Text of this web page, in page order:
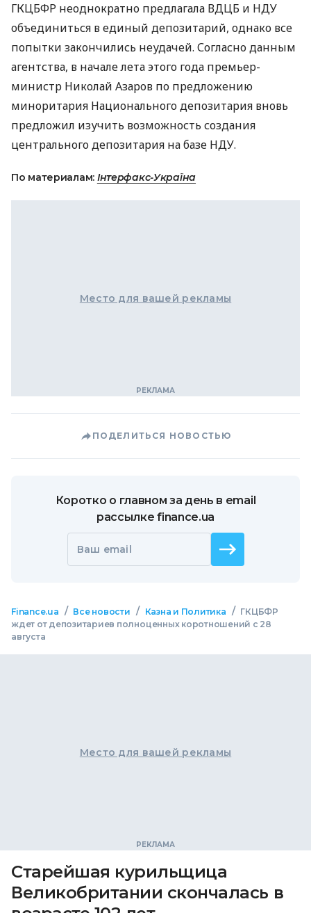
ГКЦБФР неоднократно предлагала ВДЦБ и НДУ
объединиться в единый депозитарий, однако все
попытки закончились неудачей. Согласно данным
агентства, в начале лета этого года премьер-
министр Николай Азаров по предложению
миноритария Национального депозитария вновь
предложил изучить возможность создания
центрального депозитария на базе НДУ.
По материалам: Інтерфакс-Україна
Место для вашей рекламы
ПОДЕЛИТЬСЯ НОВОСТЬЮ
Коротко о главном за день в email
рассылке finance.ua
Ваш email
Finance.ua / Все новости / Казна и Политика / ГКЦБФР
ждет от депозитариев полноценных коротношений с 28
августа
Место для вашей рекламы
Старейшая курильщица
Великобритании скончалась в